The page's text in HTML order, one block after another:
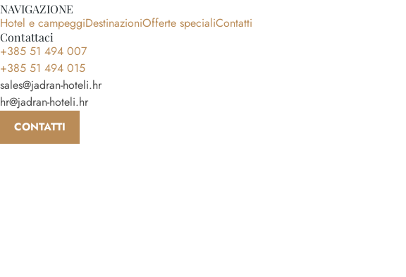
NAVIGAZIONE
Hotel e campeggiDestinazioniOfferte specialiContatti
Contattaci
+385 51 494 007
+385 51 494 015
sales@jadran-hoteli.hr
hr@jadran-hoteli.hr
CONTATTI